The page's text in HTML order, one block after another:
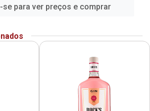
se para ver preços e comprar